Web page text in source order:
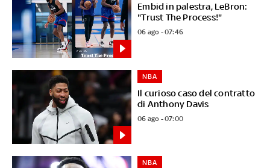
Embid in palestra, LeBron:
"Trust The Process!"
06 ago - 07:46
Il curioso caso del contratto
di Anthony Davis
NBA
06 ago - 07:00
NBA